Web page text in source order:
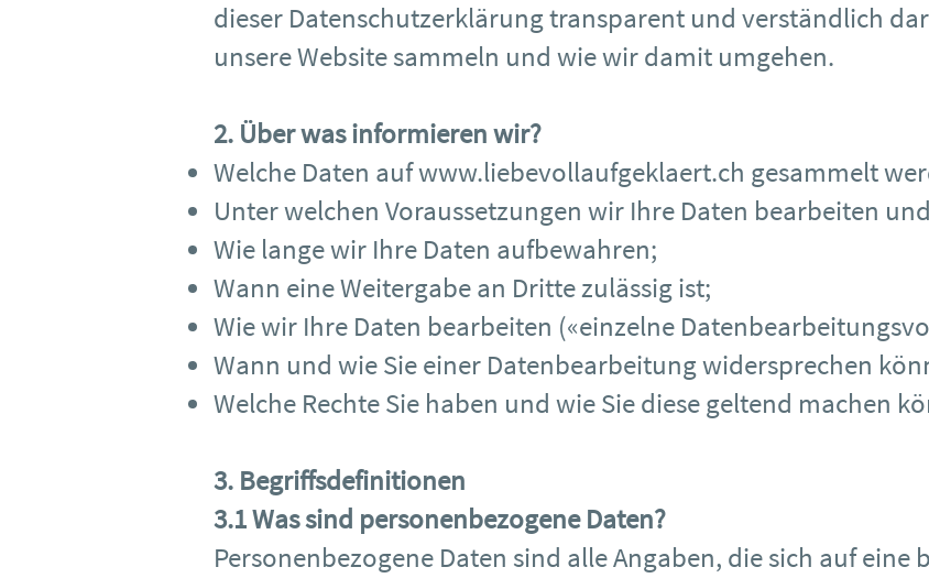
dieser Datenschutzerklärung transparent und verständlich
unsere Website sammeln und wie wir damit umgehen.
2. Über was informieren wir?
Welche Daten aufwww.liebevollaufgeklaert.ch gesammelt
Unter welchen Voraussetzungen wir Ihre Daten bearbeiten
Wie lange wir Ihre Daten aufbewahren;
Wann eine Weitergabe an Dritte zulässig ist;
Wie wir Ihre Daten bearbeiten («einzelne
Wann und wie Sie einer Datenbearbeitung widersprechen
Welche Rechte Sie haben und wie Sie diese geltend machen
3. Begriffsdefinitionen
3.1 Was sind personenbezogene Daten?
Personenbezogene Daten sind alle Angaben, die sich auf